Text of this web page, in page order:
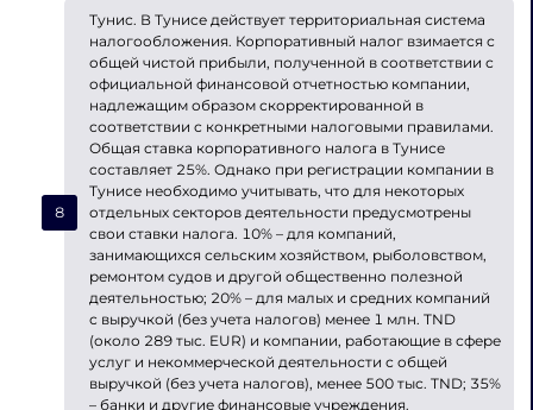
Тунис. В Тунисе действует территориальная система
налогообложения. Корпоративный налог взимается с
общей чистой прибыли, полученной в соответствии с
официальной финансовой отчетностью компании,
надлежащим образом скорректированной в
соответствии с конкретными налоговыми правилами.
Общая ставка корпоративного налога в Тунисе
составляет 25%. Однако при регистрации компании в
Тунисе необходимо учитывать, что для некоторых
отдельных секторов деятельности предусмотрены
свои ставки налога. 10% – для компаний,
занимающихся сельским хозяйством, рыболовством,
ремонтом судов и другой общественно полезной
деятельностью; 20% – для малых и средних компаний
с выручкой (без учета налогов) менее 1 млн. TND
(около 289 тыс. EUR) и компании, работающие в сфере
услуг и некоммерческой деятельности с общей
выручкой (без учета налогов), менее 500 тыс. TND; 35%
– банки и другие финансовые учреждения.